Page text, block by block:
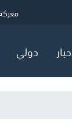
منذ بدء
نفوذ
دولي